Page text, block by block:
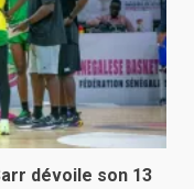
dévoile son 13